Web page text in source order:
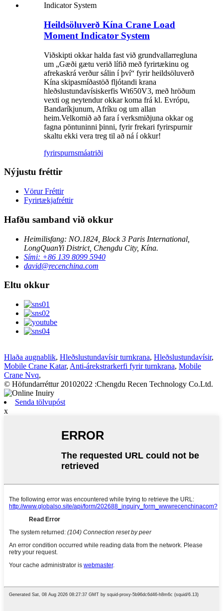
Heildsöluverð Kína Crane Load
Moment Indicator System
Viðskipti okkar halda fast við grundvallarregluna
um „Gæði gætu verið lífið með fyrirtækinu og
afrekaskrá verður sálin í því“ fyrir heildsöluverð
Kína skipasmíðastöð fljótandi krana
hleðslustundavísiskerfis Wt650V3, með hröðum
vexti og neytendur okkar koma frá kl. Evrópu,
Bandaríkjunum, Afríku og um allan
heim.Velkomið að fara í verksmiðjuna okkar og
fagna pöntuninni þinni, fyrir frekari fyrirspurnir
skaltu ekki vera treg til að ná í okkur!
fyrirspurnsmáatriði
Nýjustu fréttir
Vörur Fréttir
Fyrirtækjafréttir
Hafðu samband við okkur
Heimilisfang: NO.1824, Block 3 Paris International,
LongQuanYi District, Chengdu City, Kína.
Sími: +86 139 8099 5940
david@recenchina.com
Eltu okkur
Hlaða augnablik, Hleðslustundavísir turnkrana, Hleðslustundavísir,
Mobile Crane Katar, Anti-árekstrarkerfi fyrir turnkrana, Mobile
Crane Nvq,
© Höfundarréttur 20102022 :Chengdu Recen Technology Co.Ltd.
Senda tölvupóst
x